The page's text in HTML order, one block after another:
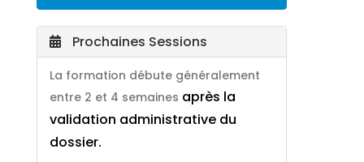
Prochaines Sessions
La formation débute généralement
entre 2 et 4 semaines après la
validation administrative du
dossier.